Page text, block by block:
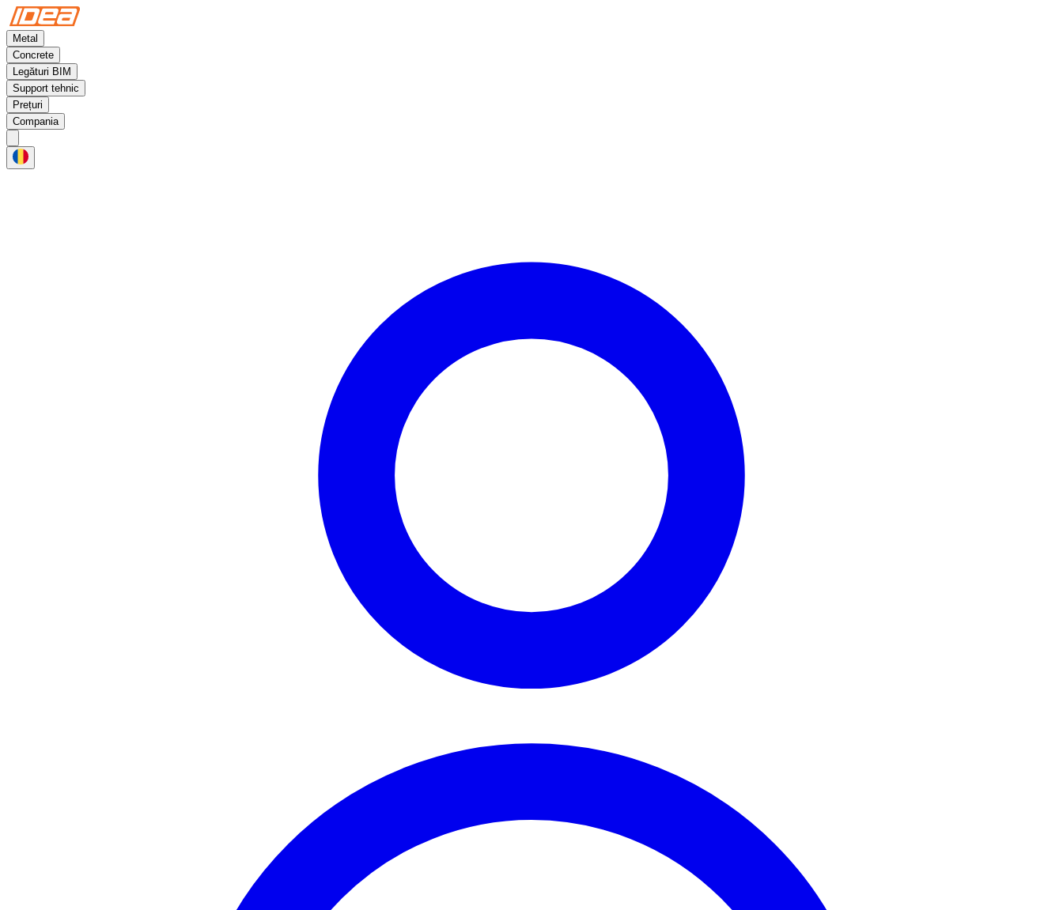
Metal
Concrete
Legături BIM
Support tehnic
Prețuri
Compania